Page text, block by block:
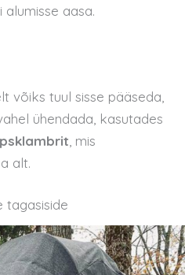
aasa.
võiks tuul sisse pääseda,
ühendada, kasutades
, mis
alt.
tagasiside